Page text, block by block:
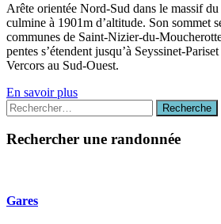
Arête orientée Nord-Sud dans le massif
culmine à 1901m d’altitude. Son sommet
communes de Saint-Nizier-du-
pentes s’étendent jusqu’à Seyssinet-
Vercors au Sud-Ouest.
En savoir plus
Recherche
:
Recherche
Rechercher une randonnée
Gares